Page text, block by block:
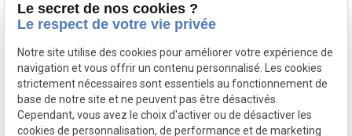
271 Chaussée Jules César
95250 BEAUCHAMP
Lundi au Vendredi 9h-20h
Le secret de nos cookies ?
Le respect de votre vie privée
Notre site utilise des cookies pour améliorer votre expérience de
navigation et vous offrir un contenu personnalisé. Les cookies
strictement nécessaires sont essentiels au fonctionnement de
base de notre site et ne peuvent pas être désactivés.
Cependant, vous avez le choix d'activer ou de désactiver les
cookies de personnalisation, de performance et de marketing